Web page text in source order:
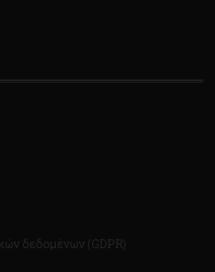
δεδομένων (GDPR)